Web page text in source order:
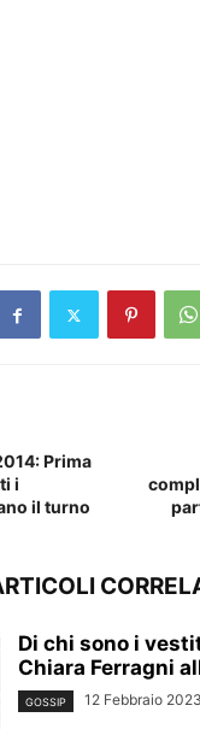
Prima
i
il turno
Di chi sono i
Chiara Ferragni
GOSSIP 12 Febbraio 2023